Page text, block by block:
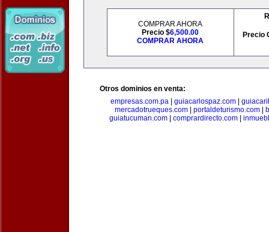
COMPRAR AHORA
Precio $6,500.00
COMPRAR AHORA
Precio
Otros dominios en venta:
empresas.com.pa| guiacarlospaz.com|
mercadotrueques.com| portaldeturismo.com|
guiatucuman.com
comprardirecto.com